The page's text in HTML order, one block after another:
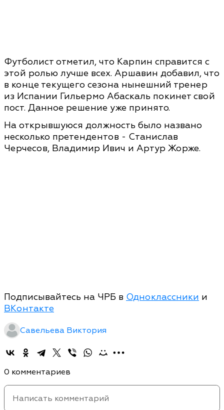
Футболист отметил, что Карпин справится с
этой ролью лучше всех. Аршавин добавил, что
в конце текущего сезона нынешний тренер
из Испании Гильермо Абаскаль покинет свой
пост. Данное решение уже принято.
На открывшуюся должность было названо
несколько претендентов - Станислав
Черчесов, Владимир Ивич и Артур Жорже.
Подписывайтесь на ЧРБ в Одноклассники и
ВКонтакте
Савельева Виктория
0 комментариев